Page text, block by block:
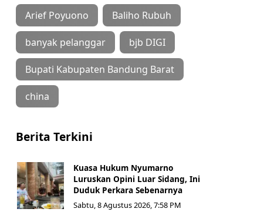
Arief Poyuono Baliho Rubuh
banyak pelanggar bjb DIGI
Bupati Kabupaten Bandung Barat
china
Berita Terkini
Kuasa Hukum Nyumarno
Luruskan Opini Luar Sidang, Ini
Duduk Perkara Sebenarnya ​
Sabtu, 8 Agustus 2026, 7:58 PM